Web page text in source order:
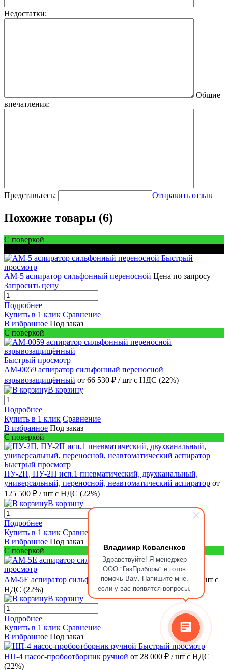
Владимир Коваленков
Здравствуйте! Я менеджер
ООО "ГазПриборы" и готов
помочь Вам. Напишите мне,
если у вас появятся вопросы.
Недостатки:
Общие
впечатления:
Представьтесь: Отправить отзыв
Похожие товары (6)
С поверкой
Быстрый
просмотр
АМ-5 аспиратор сильфонный переносной Цена по запросу
Запросить цену
Подробнее
Купить в 1 клик Сравнение
В избранное Под заказ
С поверкой
Быстрый просмотр
АМ-0059 аспиратор сильфонный переносной
взрывозащищённый от 66 530 ₽ / шт с НДС (22%)
В корзину
Подробнее
Купить в 1 клик Сравнение
В избранное Под заказ
С поверкой
Быстрый просмотр
ПУ-2П, ПУ-2П исп.1 пневматический, двухканальный,
универсальный, переносной, неавтоматический аспиратор от
125 500 ₽ / шт с НДС (22%)
В корзину
Подробнее
Купить в 1 клик Сравнение
В избранное Под заказ
С поверкой
Быстрый
просмотр
АМ-5Е аспиратор сильфонный переносной от 32 330 ₽ / шт с
НДС (22%)
В корзину
Подробнее
Купить в 1 клик Сравнение
В избранное Под заказ
Быстрый просмотр
НП-4 насос-пробоотборник ручной от 28 000 ₽ / шт с НДС
(22%)